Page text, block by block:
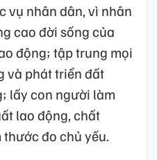
vụ nhân dân, vì nhân
cao đời sống của
động; tập trung mọi
và phát triển đất
lấy con người làm
lao động, chất
đo chủ yếu.